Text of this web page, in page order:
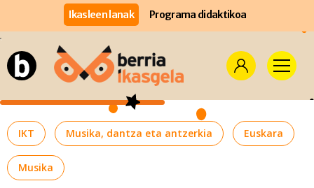
Ikasleen lanak Programa didaktikoa
IKT Musika, dantza eta antzerkia Euskara
Musika